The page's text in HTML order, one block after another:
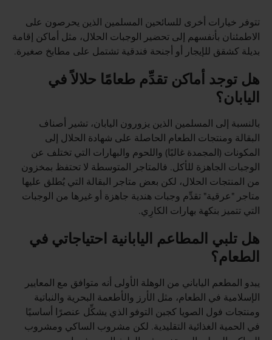
تتوفر خيارات أخرى للسائحين المسلمين الذين يحرصون على
الاطمئنان بأنفسهم إلى تحضير الوجبات الحلال، مثل أماكن إقامة
بديلة كشقق للإيجار أو أجنحة فندقية تشتمل على مطابخ صغيرة.
هل توجد أماكن تقدِّم طعامًا حلالاً في
اليابان؟
بالنسبة إلى المسلمين الذين يزورون اليابان، تشير أصناف
البقالة ومنتجات الطعام الحاصلة على شهادة الحلال إلى
المكونات (المجمدة غالبًا) واللحوم والبهارات التي تختلف عن
الوجبات الجاهزة للأكل. فالمتاجر المتوسطة لا تحتفظ بمخزون
من المنتجات الحلال، لكن بعض متاجر البقالة التي يُطلق عليها
متاجر "عرقية" تقدِّم وجبات هندية جاهزة أو غيرها من الوجبات
التي تتميز بنكهة بهارات الكارِي.
هل تلبي المطاعم اليابانية احتياجاتي في
الطعام؟
يبدو المطعم الياباني من الوهلة الأولى أنه متوافق مع المعايير
الإسلامية في الطعام، مثل الأرز والأطعمة البحرية والنباتية
ومنتجات فول الصويا كجبن التوفو الذي يشكِّل عنصرًا أساسيًا
في الحمية الغذائية التقليدية. لكن مشروب الساكي ومشروب